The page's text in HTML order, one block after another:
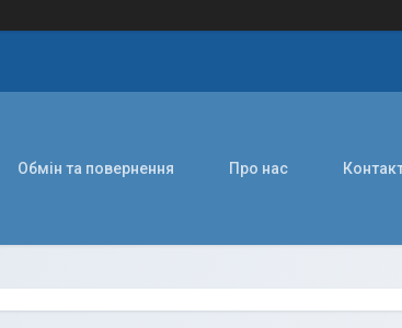
Обмін та повернення Про нас